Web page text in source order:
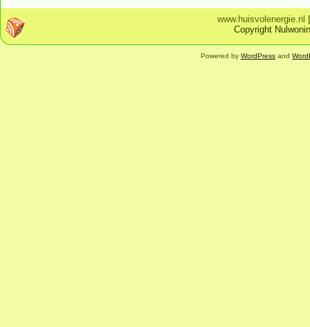
www.huisvolenergie.nl
Copyright
Powered by WordPress and